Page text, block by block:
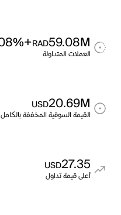
59.08M
RAD
+59.08%
العملات المتداولة
20.69M
USD
القيمة السوقية المخففة بالكامل
27.35
USD
أعلى قيمة تداول